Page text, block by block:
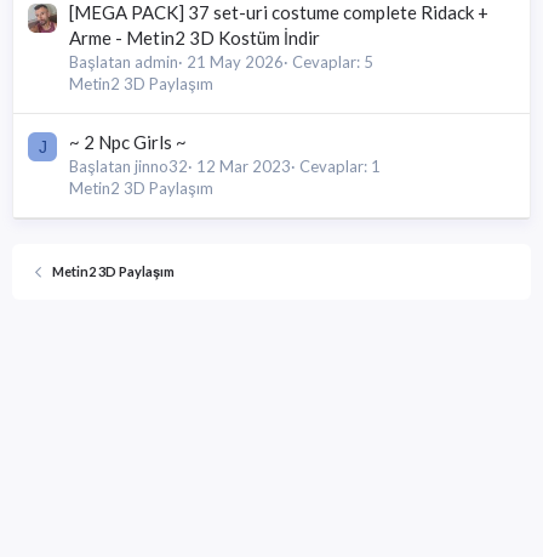
[MEGA PACK] 37 set-uri costume complete Ridack +
Arme - Metin2 3D Kostüm İndir
Başlatan admin 21 May 2026 Cevaplar: 5
Metin2 3D Paylaşım
J ~ 2 Npc Girls ~
Başlatan jinno32 12 Mar 2023 Cevaplar: 1
Metin2 3D Paylaşım
Metin2 3D Paylaşım